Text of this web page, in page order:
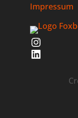
Impressum
LinkedIn